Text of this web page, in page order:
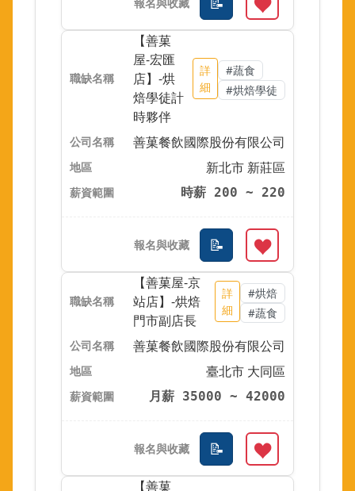
【善菓
屋-宏匯
店】-烘
焙學徒計
時夥伴
詳
細
#蔬食
#烘焙學徒
善菓餐飲國際股份有限公司
新北市 新莊區
時薪 200 ~ 220
【善菓屋-京
站店】-烘焙
門市副店長
詳
細
#烘焙
#蔬食
善菓餐飲國際股份有限公司
臺北市 大同區
月薪 35000 ~ 42000
【善菓